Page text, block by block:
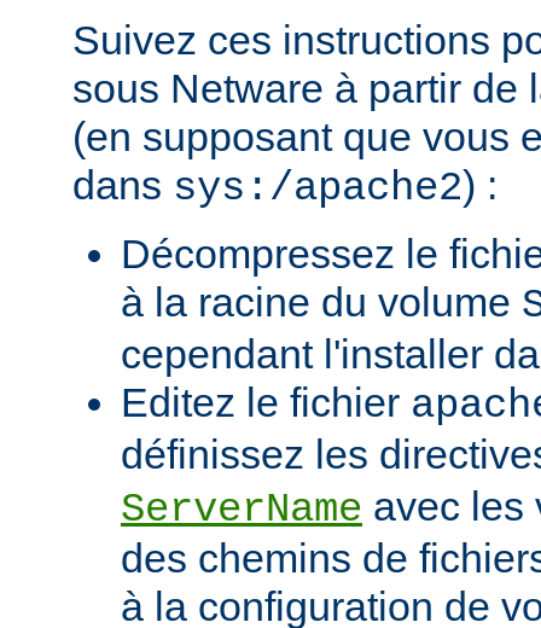
Suivez ces instructions
sous Netware à partir de
(en supposant que vous
dans sys:/apache2) :
Décompressez le
à la racine du volume
cependant l'installer
Editez le fichier
définissez les
ServerName avec les
des chemins de
à la configuration de